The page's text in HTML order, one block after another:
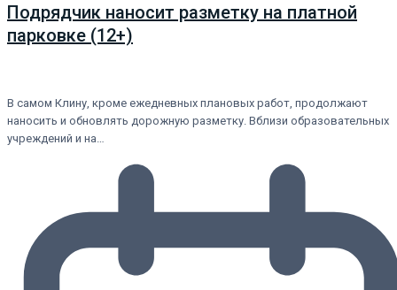
Подрядчик наносит разметку на платной
парковке (12+)
В самом Клину, кроме ежедневных плановых работ, продолжают
наносить и обновлять дорожную разметку. Вблизи образовательных
учреждений и на…